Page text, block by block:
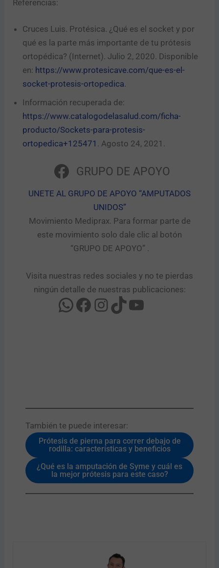
Referencias:
Cruces Luis. Protésica. ¿Qué es el socket y por
qué es la parte más importante de tu prótesis
ortopédica? (Internet). Julio 2, 2020. Disponible
en: https://www.protesicave.com/que-es-el-
socket-protesis-ortopedica.
Información recuperada de:
https://www.catalogodelasalud.com/ficha-
producto/Sockets-para-protesis-
ortopedica+125471 . Agosto 24, 2021.
GRUPO DE APOYO
UNETE AL GRUPO DE APOYO “AMPUTADOS
UNIDOS”​
Movimiento Mediprax. Para formar parte de
este movimiento solo dale clic al botón
“GRUPO DE APOYO” .​
Visita nuestras redes sociales y no te pierdas
ningún detalle de nuestras publicaciones:
También te puede interesar:​
Prótesis de pierna para correr debajo de
rodilla: características y beneficios
¿Qué es la amputación de Syme y cuál es
la mejor prótesis para este caso?